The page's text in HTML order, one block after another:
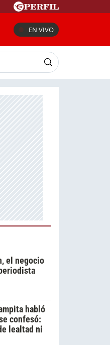
EN VIVO
el negocio
habló
confesó:
lealtad ni